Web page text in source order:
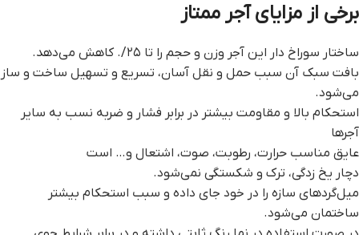
برخی از مزایای آجر ممتاز
ساختار سوراخ دار این آجر وزن و حجم را تا ۲۵/. کاهش می‌دهد.
بافت سبک آن سبب حمل و نقل آسان، تسریع و تسهیل ساخت و ساز
می‌شود.
استحکام بالا و مقاومت بیشتر در برابر فشار و ضربه نسب به سایر
آجرها
عایق مناسب حرارت، رطوبت، صوت، اشتعال و… است
دچار یخ زدگی، ترک و شکستگی نمی‌شود.
میل‌گردهای سازه را در خود جای داده و سبب استحکام بیشتر
ساختمان می‌شود.